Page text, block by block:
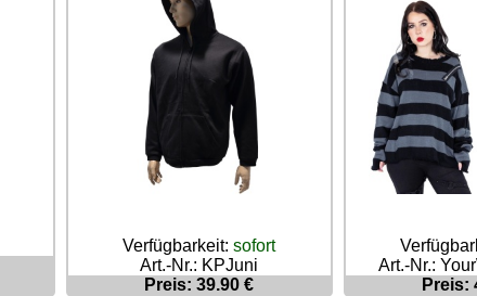
Verfügbarkeit:sofort
Art.-Nr.: KPJuni
Preis: 39.90 €
Art.-Nr.:
Preis: